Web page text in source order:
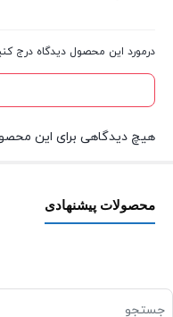
درمورد این محصول دیدگاه درج
هیچ دیدگاهی برای این
محصولات پیشنهادی